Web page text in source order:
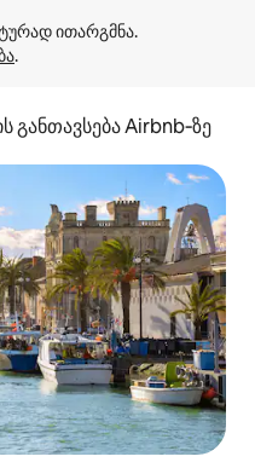
.
განთავსება Airbnb‑ზე